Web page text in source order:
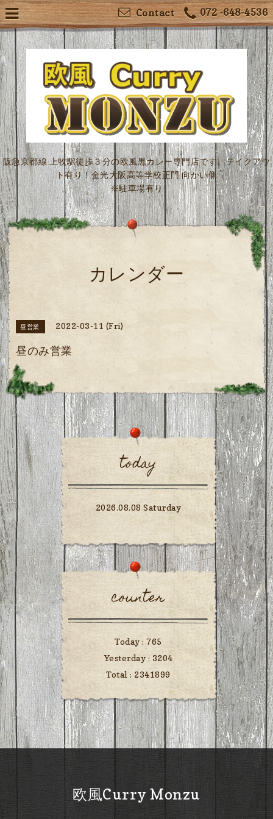
072 -648-4536
Contact
阪急京都線 上牧駅徒歩３分の欧風黒カレー専門店です。テイクアウ
ト有り！金光大阪高等学校正門 向かい側
※駐車場有り
カレンダー
昼営業 2022-03-11 (Fri)
昼のみ営業
today
2026.08.08 Saturday
counter
Today :765
Yesterday : 3204
Total : 2341899
欧風Curry Monzu